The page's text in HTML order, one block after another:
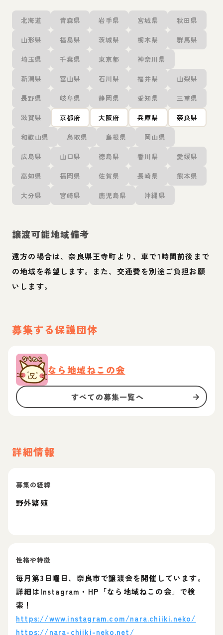
北海道 青森県 岩手県 宮城県 秋田県
山形県 福島県 茨城県 栃木県 群馬県
埼玉県 千葉県 東京都 神奈川県
新潟県 富山県 石川県 福井県 山梨県
長野県 岐阜県 静岡県 愛知県 三重県
滋賀県 京都府 大阪府 兵庫県 奈良県
和歌山県 鳥取県 島根県 岡山県
広島県 山口県 徳島県 香川県 愛媛県
高知県 福岡県 佐賀県 長崎県 熊本県
大分県 宮崎県 鹿児島県 沖縄県
譲渡可能地域備考
遠方の場合は、奈良県王寺町より、車で1時間前後まで
の地域を希望します。また、交通費を別途ご負担お願
いします。
募集する保護団体
なら地域ねこの会
すべての募集一覧へ
詳細情報
募集の経緯
野外繁殖
性格や特徴
毎月第3日曜日、奈良市で譲渡会を開催しています。
詳細はInstagram・HP「なら地域ねこの会」で検
索！
https://www.instagram.com/nara.chiiki.neko/
https://nara-chiiki-neko.net/